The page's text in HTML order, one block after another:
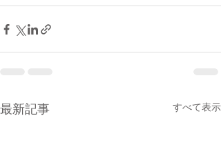
最新記事 すべて表示